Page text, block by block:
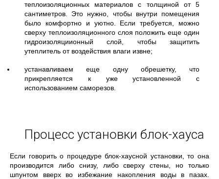
теплоизоляционных материалов с толщиной от 5
сантиметров. Это нужно, чтобы внутри помещения
было комфортно и уютно. Если требуется, можно
сверху теплоизоляционного слоя положить еще один
гидроизоляциионный слой, чтобы защитить
утеплитель от воздействия влаги извне;
устанавливаем еще одну обрешетку, что
прикрепляется к уже установленной с
использованием саморезов.
Процесс установки блок-хауса
Если говорить о процедуре блок-хаусной установки, то она
производится либо снизу, либо сверху стены, но только
шпунтом вверх во избежание накопления воды в пазах.